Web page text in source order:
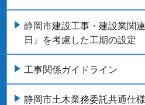
静岡市建設工事・建設業関
日』を考慮した工期の設定
工事関係ガイドライン
静岡市土木業務委託共通仕